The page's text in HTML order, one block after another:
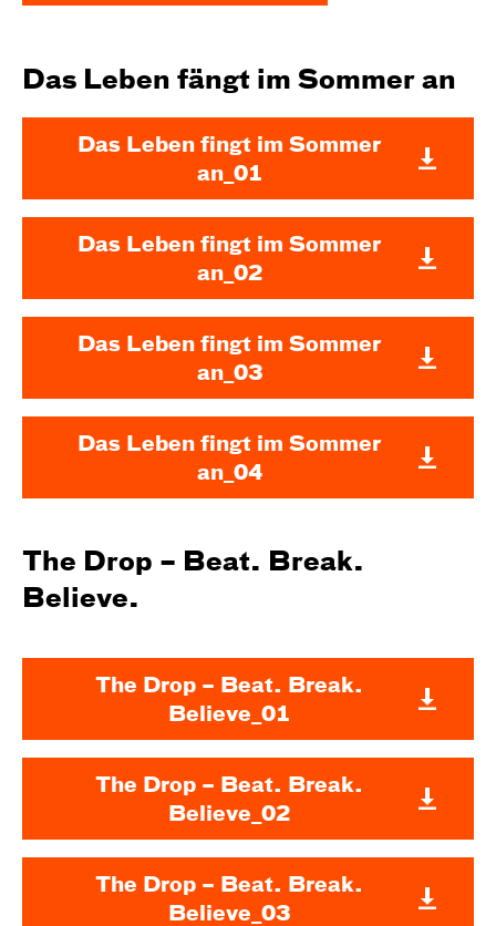
Das Leben fängt im Sommer an
Das Leben fingt im Sommer
an_01
Das Leben fingt im Sommer
an_02
Das Leben fingt im Sommer
an_03
Das Leben fingt im Sommer
an_04
The Drop – Beat. Break.
Believe.
The Drop – Beat. Break.
Believe_01
The Drop – Beat. Break.
Believe_02
The Drop – Beat. Break.
Believe_03